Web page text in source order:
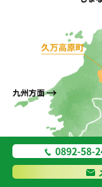
0892-58-